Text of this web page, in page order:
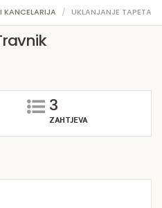
KANCELARIJA UKLANJANJE TAPETA
3
ZAHTJEVA